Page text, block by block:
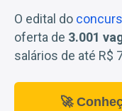
O edital do
oferta de 3.001
salários de até R$
🚀